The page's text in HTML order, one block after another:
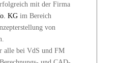
mit der Firma
KGim Bereich
von
alle bei VdS und FM